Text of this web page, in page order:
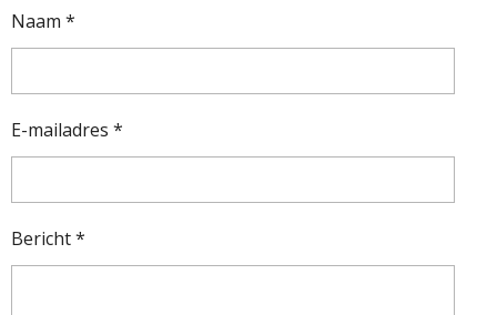
Naam *
E-mailadres *
Bericht *